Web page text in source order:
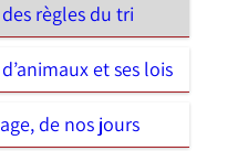
règles du tri
et ses lois
de nos jours